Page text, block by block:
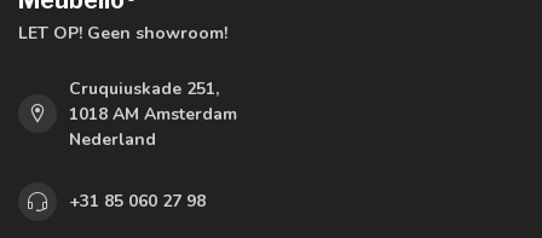
LET OP! Geen showroom!
Cruquiuskade 251,
1018 AM Amsterdam
Nederland
+31 85 060 27 98